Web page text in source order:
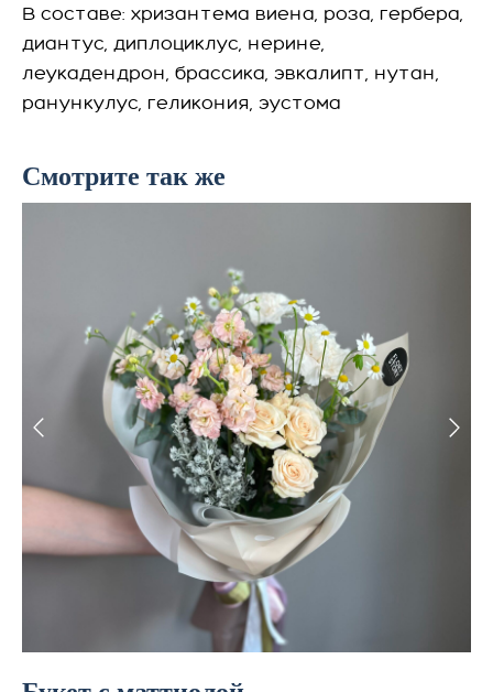
В составе: хризантема виена, роза, гербера,
диантус, диплоциклус, нерине,
леукадендрон, брассика, эвкалипт, нутан,
ранункулус, геликония, эустома
Смотрите так же